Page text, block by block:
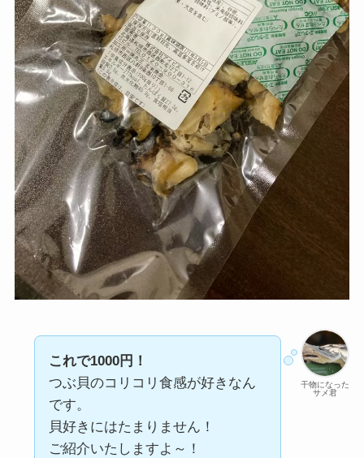
干物になった
サメ君
これで1000円！
つぶ貝のコリコリ食感が好きなん
です。
貝好きにはたまりません！
ご紹介いたしますよ～！